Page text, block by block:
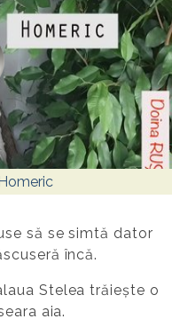
să se simtă dator
încă.
Stelea trăiește o
aia.